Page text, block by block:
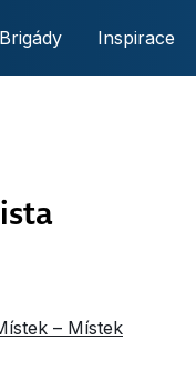
Brigády Inspirace
– Místek